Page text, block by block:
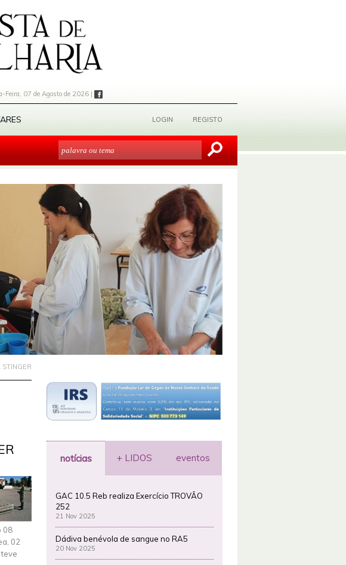
Feira, 07 de Agosto de 2026 |
LOGIN REGISTO
08
02
notícias + LIDOS eventos
GAC 10.5 Reb realiza Exercício TROVÃO
252
21 Nov 2025
Dádiva benévola de sangue no RA5
20 Nov 2025